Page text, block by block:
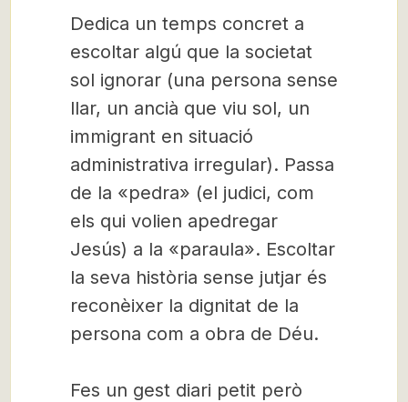
Dedica un temps concret a
escoltar algú que la societat
sol ignorar (una persona sense
llar, un ancià que viu sol, un
immigrant en situació
administrativa irregular). Passa
de la «pedra» (el judici, com
els qui volien apedregar
Jesús) a la «paraula». Escoltar
la seva història sense jutjar és
reconèixer la dignitat de la
persona com a obra de Déu.
Fes un gest diari petit però